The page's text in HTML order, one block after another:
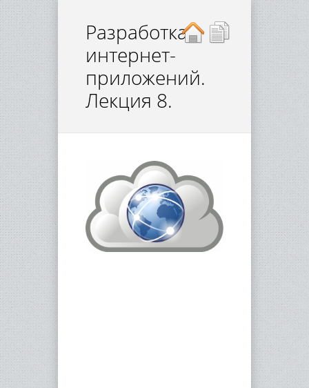
Разработка
интернет-
приложений.
Лекция 8.